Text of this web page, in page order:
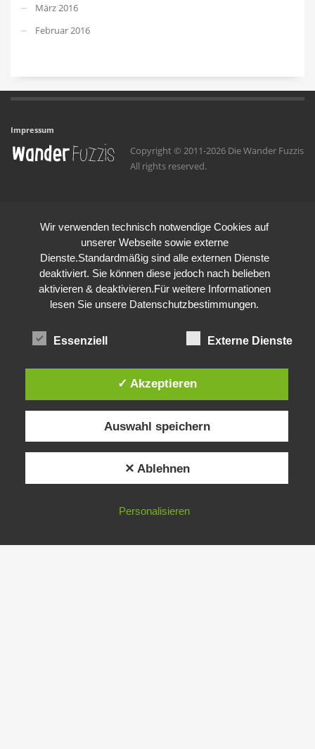
März 2016
Februar 2016
Impressum
Copyright © 2011-2026 Die Wander Fuzzis
All rights reserved.
Wir verwenden technisch notwendige Cookies auf
unserer Webseite sowie externe
Dienste.Standardmäßig sind alle externen Dienste
deaktiviert. Sie können diese jedoch nach belieben
aktivieren & deaktivieren.Für weitere Informationen
lesen Sie unsere Datenschutzbestimmungen.
Essenziell Externe Dienste
✓ Akzeptieren
Auswahl speichern
✕ Ablehnen
Personalisieren